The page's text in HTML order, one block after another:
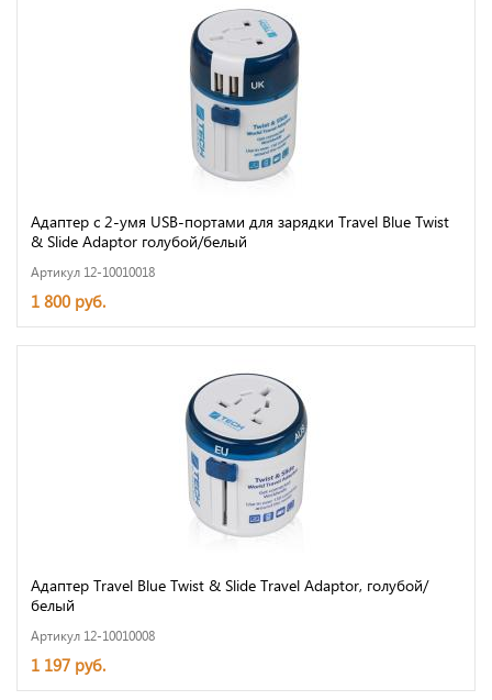
Адаптер с 2-умя USB-портами для зарядки Travel Blue Twist
& Slide Adaptor голубой/белый
Артикул 12-10010018
1 800 руб.
Адаптер Travel Blue Twist & Slide Travel Adaptor, голубой/
белый
Артикул 12-10010008
1 197 руб.